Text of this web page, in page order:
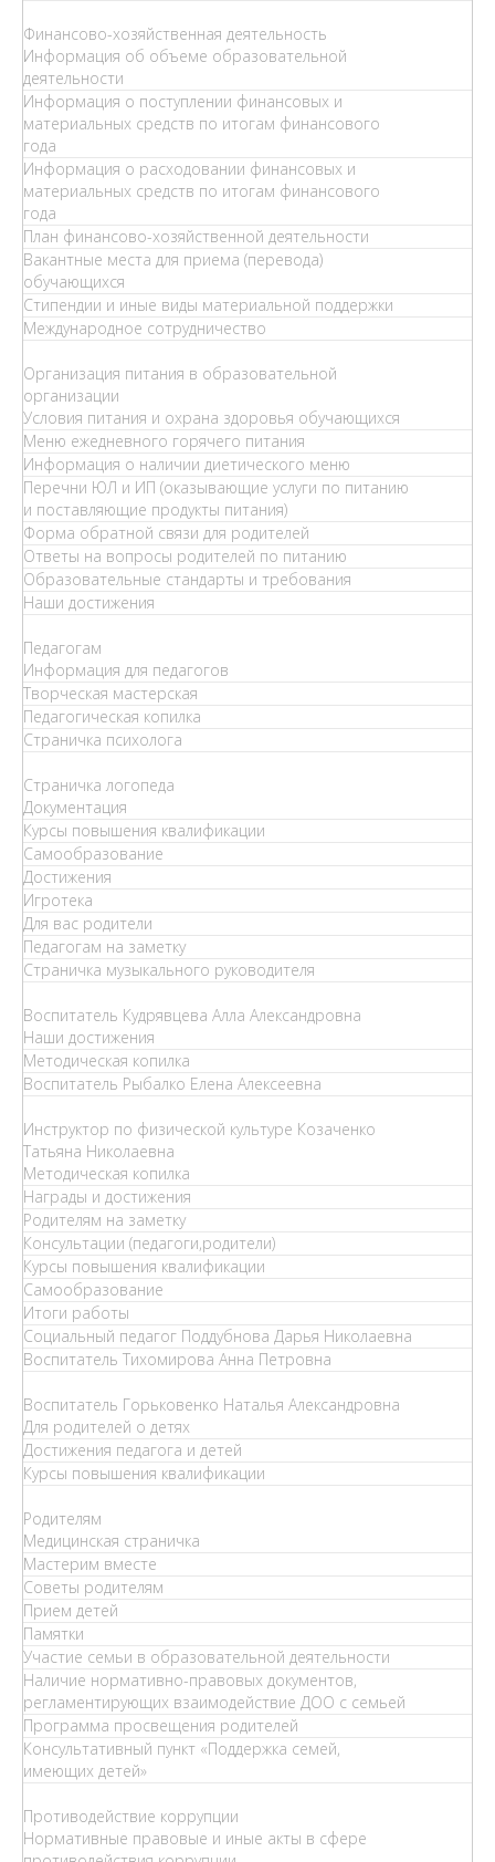
Финансово-хозяйственная деятельность
Информация об объеме образовательной
деятельности
Информация о поступлении финансовых и
материальных средств по итогам финансового
года
Информация о расходовании финансовых и
материальных средств по итогам финансового
года
План финансово-хозяйственной деятельности
Вакантные места для приема (перевода)
обучающихся
Стипендии и иные виды материальной поддержки
Международное сотрудничество
Организация питания в образовательной
организации
Условия питания и охрана здоровья обучающихся
Меню ежедневного горячего питания
Информация о наличии диетического меню
Перечни ЮЛ и ИП (оказывающие услуги по питанию
и поставляющие продукты питания)
Форма обратной связи для родителей
Ответы на вопросы родителей по питанию
Образовательные стандарты и требования
Наши достижения
Педагогам
Информация для педагогов
Творческая мастерская
Педагогическая копилка
Страничка психолога
Страничка логопеда
Документация
Курсы повышения квалификации
Самообразование
Достижения
Игротека
Для вас родители
Педагогам на заметку
Страничка музыкального руководителя
Воспитатель Кудрявцева Алла Александровна
Наши достижения
Методическая копилка
Воспитатель Рыбалко Елена Алексеевна
Инструктор по физической культуре Козаченко
Татьяна Николаевна
Методическая копилка
Награды и достижения
Родителям на заметку
Консультации (педагоги,родители)
Курсы повышения квалификации
Самообразование
Итоги работы
Социальный педагог Поддубнова Дарья Николаевна
Воспитатель Тихомирова Анна Петровна
Воспитатель Горьковенко Наталья Александровна
Для родителей о детях
Достижения педагога и детей
Курсы повышения квалификации
Родителям
Медицинская страничка
Мастерим вместе
Советы родителям
Прием детей
Памятки
Участие семьи в образовательной деятельности
Наличие нормативно-правовых документов,
регламентирующих взаимодействие ДОО с семьей
Программа просвещения родителей
Консультативный пункт «Поддержка семей,
имеющих детей»
Противодействие коррупции
Нормативные правовые и иные акты в сфере